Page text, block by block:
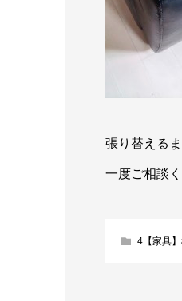
張り替える
一度ご相談く
4【家具